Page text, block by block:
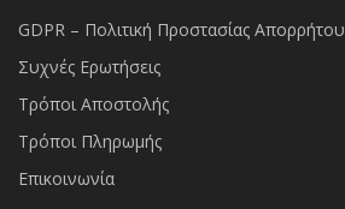
GDPR – Πολιτική Προστασίας Απορρήτου
Συχνές Eρωτήσεις
Τρόποι Αποστολής
Τρόποι Πληρωμής
Επικοινωνία